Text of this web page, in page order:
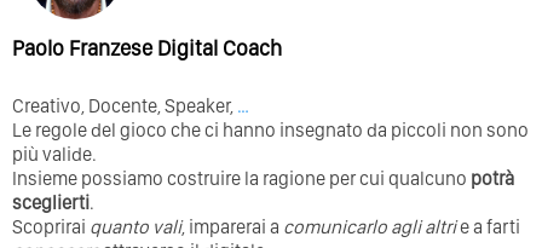
Paolo Franzese Digital Coach
Creativo, Docente, Speaker, …
Le regole del gioco che ci hanno insegnato da piccoli non sono
più valide.
Insieme possiamo costruire la ragione per cui qualcuno potrà
sceglierti.
Scoprirai quanto vali, imparerai a comunicarlo agli altrie a farti